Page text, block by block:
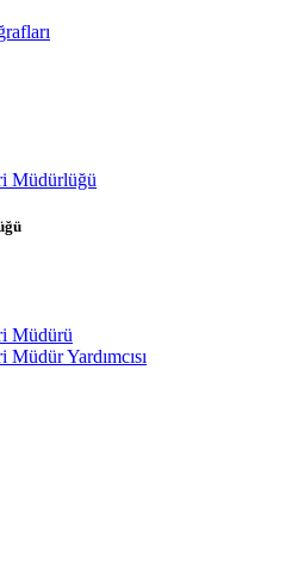
Müdürlüğü
Müdürü
Yardımcısı